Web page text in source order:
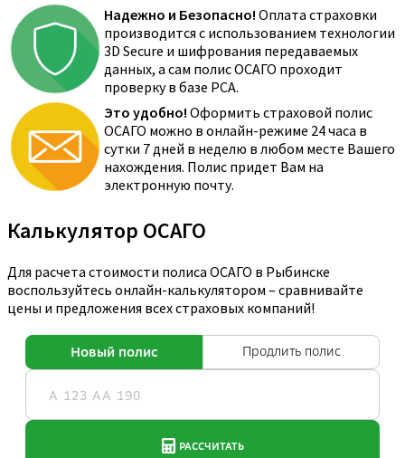
Надежно и Безопасно! Оплата страховки
производится с использованием технологии
3D Secure и шифрования передаваемых
данных, а сам полис ОСАГО проходит
проверку в базе РСА.
Это удобно! Оформить страховой полис
ОСАГО можно в онлайн-режиме 24 часа в
сутки 7 дней в неделю в любом месте Вашего
нахождения. Полис придет Вам на
электронную почту.
Калькулятор ОСАГО
Для расчета стоимости полиса ОСАГО в Рыбинске
воспользуйтесь онлайн-калькулятором – сравнивайте
цены и предложения всех страховых компаний!